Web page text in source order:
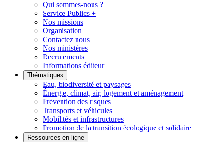
Qui sommes-nous ?
Service Publics +
Nos missions
Organisation
Contactez nous
Nos ministères
Recrutements
Informations éditeur
Thématiques
Eau, biodiversité et paysages
Énergie, climat, air, logement et aménagement
Prévention des risques
Transports et véhicules
Mobilités et infrastructures
Promotion de la transition écologique et solidaire
Ressources en ligne